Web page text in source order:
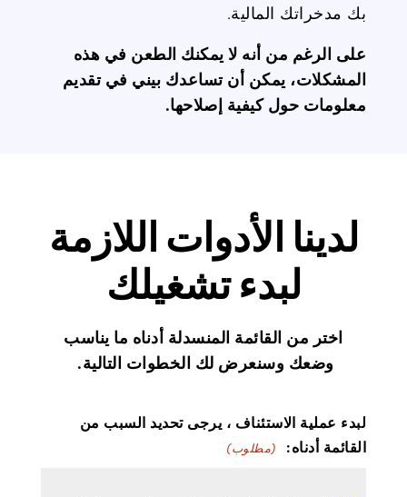
بك مدخراتك المالية.
على الرغم من أنه لا يمكنك الطعن في هذه
المشكلات، يمكن أن تساعدك بيني في تقديم
معلومات حول كيفية إصلاحها.
لدينا الأدوات اللازمة
لبدء تشغيلك
اختر من القائمة المنسدلة أدناه ما يناسب
وضعك وسنعرض لك الخطوات التالية.
لبدء عملية الاستئناف ، يرجى تحديد السبب من
القائمة أدناه:
(مطلوب)